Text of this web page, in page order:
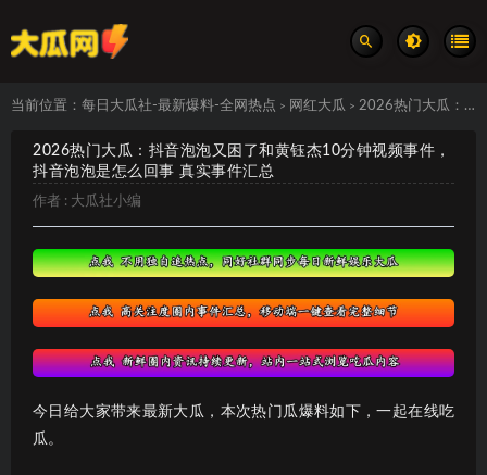
当前位置： 每日大瓜社-最新爆料-全网热点 > 网红大瓜 > 2026热门大瓜：抖音泡泡又困了和黄钰杰10分钟视频事件，抖音泡泡是怎么回事 真实事件汇总
2026热门大瓜：抖音泡泡又困了和黄钰杰10分钟视频事件，
抖音泡泡是怎么回事 真实事件汇总
作者 : 大瓜社小编
今日给大家带来最新大瓜，本次热门瓜爆料如下，一起在线吃
瓜。